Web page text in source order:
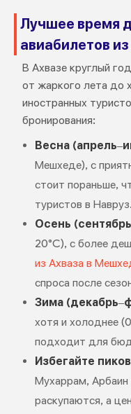
Лучшее время
авиабилетов
В Ахвазе круглый
от жаркого лета до
иностранных
бронирования:
Весна
Мешхеде), с
стоит пораньше,
туристов в Навруз.
Осень
20°C), с более
из Ахваза в
спроса после
Зима
хотя и холоднее
подходит для
Избегайте
Мухаррам, Арбаин
раскупаются, а